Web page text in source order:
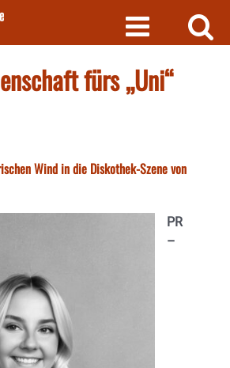
fürs „Uni“
Wind in die Diskothek-Szene von
PR
–